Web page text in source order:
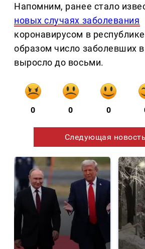
Напомним, ранее стало
новых случаях заболевания
коронавирусом в
образом число заболевших
выросло до восьми.
0 0 0
Следующая